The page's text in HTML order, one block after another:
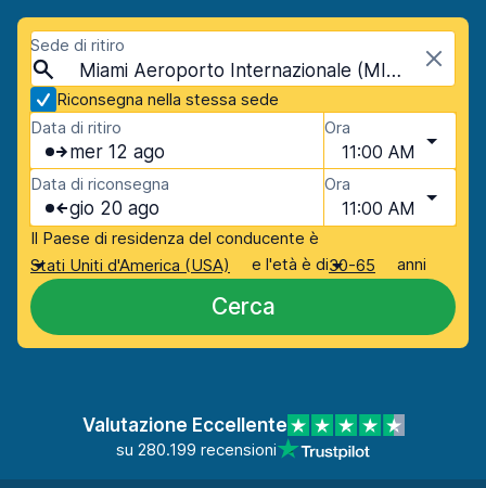
Sede di ritiro
Miami Aeroporto Internazionale (MIA), Miami, USA - Florida
Riconsegna nella stessa sede
Data di ritiro
mer 12 ago
Ora
11:00 AM
Data di riconsegna
gio 20 ago
Ora
11:00 AM
Il Paese di residenza del conducente è
Stati Uniti d'America (USA)
e l'età è di30-65 anni
Cerca
Valutazione Eccellente
su 280.199 recensioni